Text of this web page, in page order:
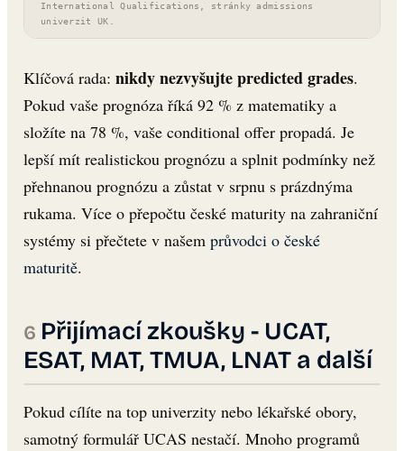
International Qualifications, stránky admissions
univerzit UK.
Klíčová rada: nikdy nezvyšujte predicted grades.
Pokud vaše prognóza říká 92 % z matematiky a
složíte na 78 %, vaše conditional offer propadá. Je
lepší mít realistickou prognózu a splnit podmínky než
přehnanou prognózu a zůstat v srpnu s prázdnýma
rukama. Více o přepočtu české maturity na zahraniční
systémy si přečtete v našem průvodci o české
maturitě.
Přijímací zkoušky - UCAT,
ESAT, MAT, TMUA, LNAT a další
Pokud cílíte na top univerzity nebo lékařské obory,
samotný formulář UCAS nestačí. Mnoho programů